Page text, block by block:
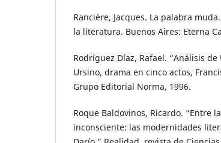
Rancière, Jacques. La palabra
la literatura. Buenos Aires: Eterna
Rodríguez Díaz, Rafael. “Análisis
Ursino, drama en cinco actos,
Grupo Editorial Norma, 1996.
Roque Baldovinos, Ricardo. “Entre
inconsciente: las modernidades